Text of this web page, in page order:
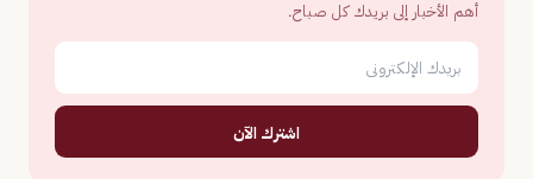
أهم الأخبار إلى بريدك كل صباح.
اشترك الآن